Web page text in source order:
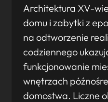
Architektura XV-
domu i zabytki z
na odtworzenie
codziennego
funkcjonowanie
wnętrzach
domostwa. Liczne